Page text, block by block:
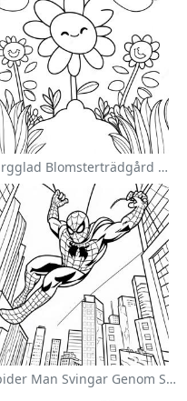
Färgglad Blomsterträdgård Målarbild
Spider Man Svingar Genom Staden Målarbild